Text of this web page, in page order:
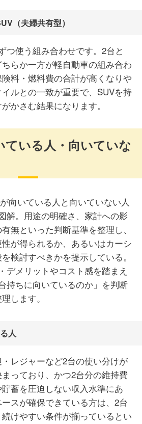
（夫婦共有型）
つ使う組み合わせです。2台と
らか一方が軽自動車の組み合わ
料・燃料費の合計が高くなりや
ルとの一致が重要で、SUVを持
かさむ結果になります。
ている人・向いていな
デメリットやコスト感を踏まえ
持ちに向いているのか」を判断
します。
人
レジャーなど2台の使い分けが
っており、かつ2台分の維持費
蓄を圧迫しない収入水準にあ
スが確保できている方は、2台
けやすい条件が揃っているとい